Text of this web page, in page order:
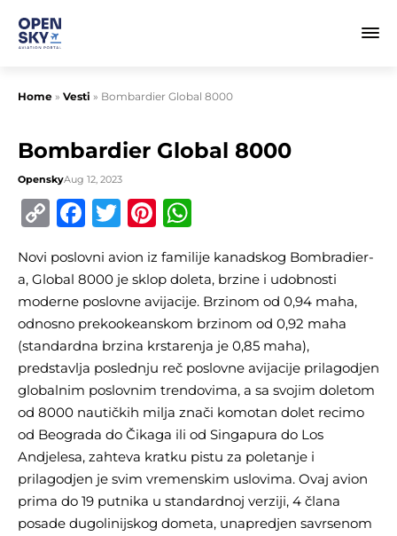
Home » Vesti » Bombardier Global 8000
Bombardier Global 8000
OpenskyAug 12, 2023
CopyFacebook
TwitterPinterest
Novi poslovni avion iz familije kanadskog Bombradier-
a, Global 8000 je sklop doleta, brzine i udobnosti
moderne poslovne avijacije. Brzinom od 0,94 maha,
odnosno prekookeanskom brzinom od 0,92 maha
(standardna brzina krstarenja je 0,85 maha),
predstavlja poslednju reč poslovne avijacije prilagodjen
globalnim poslovnim trendovima, a sa svojim doletom
od 8000 nautičkih milja znači komotan dolet recimo
od Beograda do Čikaga ili od Singapura do Los
Andjelesa, zahteva kratku pistu za poletanje i
prilagodjen je svim vremenskim uslovima. Ovaj avion
prima do 19 putnika u standardnoj verziji, 4 člana
posade dugolinijskog dometa, unapredjen savrsenom